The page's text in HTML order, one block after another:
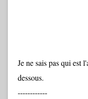
Je ne sais pas qui est
dessous.
------------